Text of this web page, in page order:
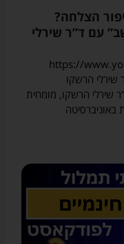
הצלחה?
עם ד”ר שירלי
https://
שירלי הרשקו
שירלי הרשקו, מומחית